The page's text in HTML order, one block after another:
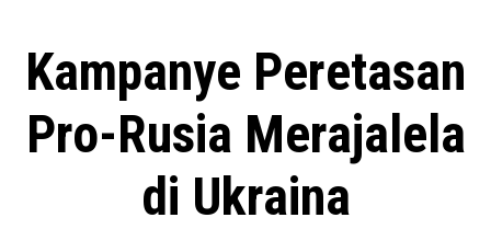
Kampanye Peretasan
Pro-Rusia Merajalela
di Ukraina